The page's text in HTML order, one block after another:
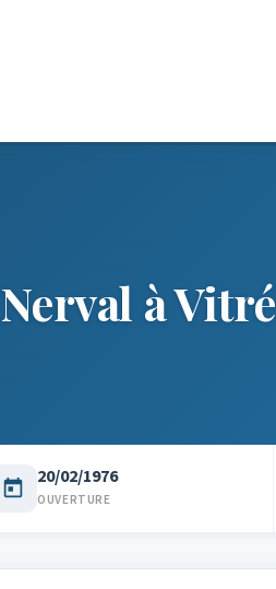
à Vitré
20/02/1976
OUVERTURE